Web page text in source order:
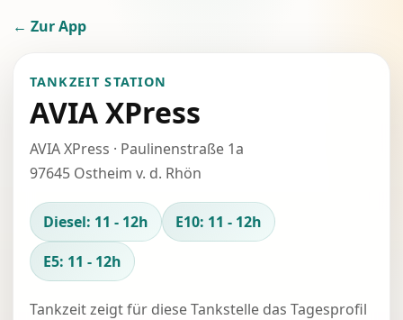
← Zur App
TANKZEIT STATION
AVIA XPress
AVIA XPress · Paulinenstraße 1a
97645 Ostheim v. d. Rhön
Diesel: 11 - 12h
E10: 11 - 12h
E5: 11 - 12h
Tankzeit zeigt für diese Tankstelle das Tagesprofil